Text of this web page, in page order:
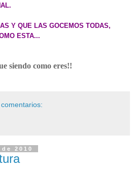
Y QUE LAS GOCEMOS TODAS,
ESTA...
siendo como eres!!
2010